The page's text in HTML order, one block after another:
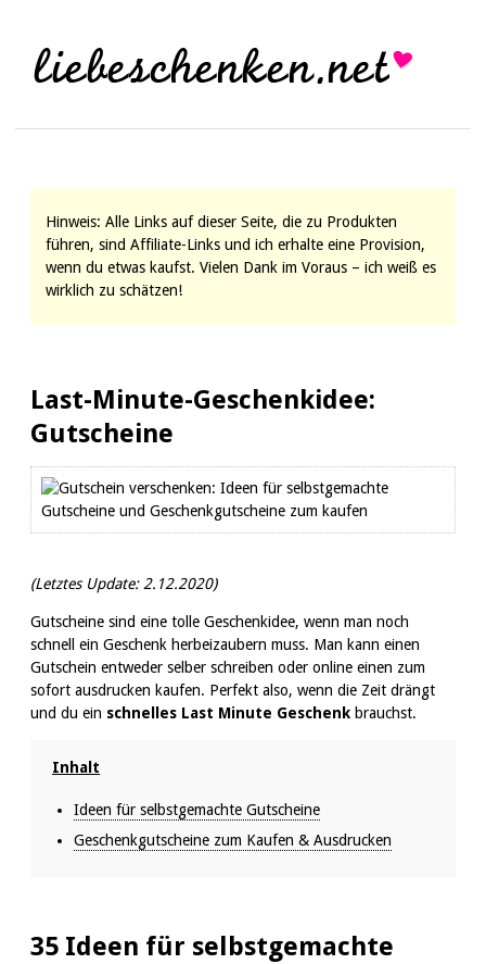
Hinweis: Alle Links auf dieser Seite, die zu Produkten
führen, sind Affiliate-Links und ich erhalte eine Provision,
wenn du etwas kaufst. Vielen Dank im Voraus – ich weiß es
wirklich zu schätzen!
Last-Minute-Geschenkidee:
Gutscheine
(Letztes Update: 2.12.2020)
Gutscheine sind eine tolle Geschenkidee, wenn man noch
schnell ein Geschenk herbeizaubern muss. Man kann einen
Gutschein entweder selber schreiben oder online einen zum
sofort ausdrucken kaufen. Perfekt also, wenn die Zeit drängt
und du ein schnelles Last Minute Geschenk brauchst.
Inhalt
Ideen für selbstgemachte Gutscheine
Geschenkgutscheine zum Kaufen & Ausdrucken
35 Ideen für selbstgemachte